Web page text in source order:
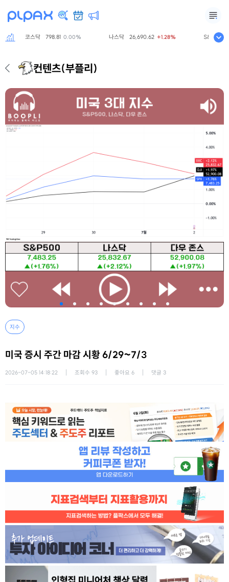
코스닥 798.81 0.00% 나스닥 26,690.62 +1.28% S&P500
컨텐츠(부플리)
지수
미국 증시 주간 마감 시황 6/29~7/3
2026-07-05 14:18:22 조회수 93 좋아요 6 댓글 3